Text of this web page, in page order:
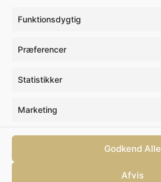
Funktionsdygtig
Præferencer
Statistikker
Marketing
Godkend Alle
Afvis
© Tandlægerne Jernbanepladsen Lyngby
Sund-Marketing